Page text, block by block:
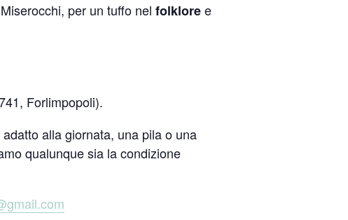
per un tuffo nel folkloree
Forlimpopoli).
alla giornata, una pila o una
qualunque sia la condizione